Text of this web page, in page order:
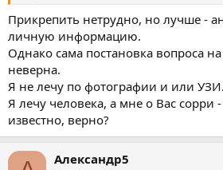
Прикрепить нетрудно, но лучше -
личную информацию.
Однако сама постановка вопроса
неверна.
Я не лечу по фотографии и или УЗИ.
Я лечу человека, а мне о Вас сорри
известно, верно?
Александр5